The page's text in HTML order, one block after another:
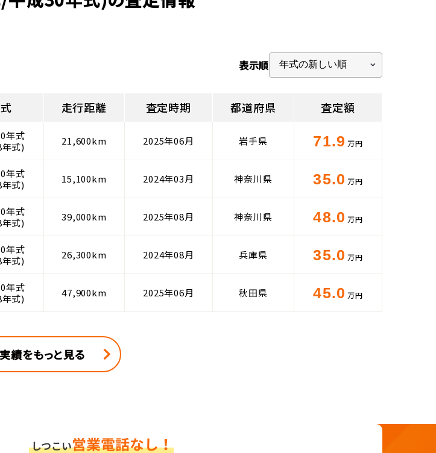
表示順
走行距離 査定時期 都道府県 査定額
年式
式)
21,600km 2025年06月 岩手県 71.9 万円
年式
式)
15,100km 2024年03月 神奈川県 35.0 万円
年式
式)
39,000km 2025年08月 神奈川県 48.0 万円
年式
式)
26,300km 2024年08月 兵庫県 35.0 万円
年式
式)
47,900km 2025年06月 秋田県 45.0 万円
績をもっと見る